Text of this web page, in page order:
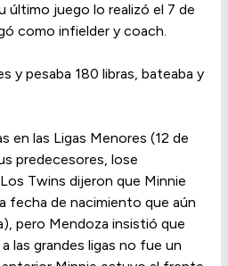
último juego lo realizó el 7 de
como infielder y coach.
y pesaba 180 libras, bateaba y
en las Ligas Menores (12 de
predecesores, lose
Twins dijeron que Minnie
fecha de nacimiento que aún
pero Mendoza insistió que
las grandes ligas no fue un